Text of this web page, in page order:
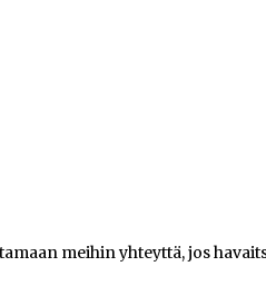
meihin yhteyttä, jos